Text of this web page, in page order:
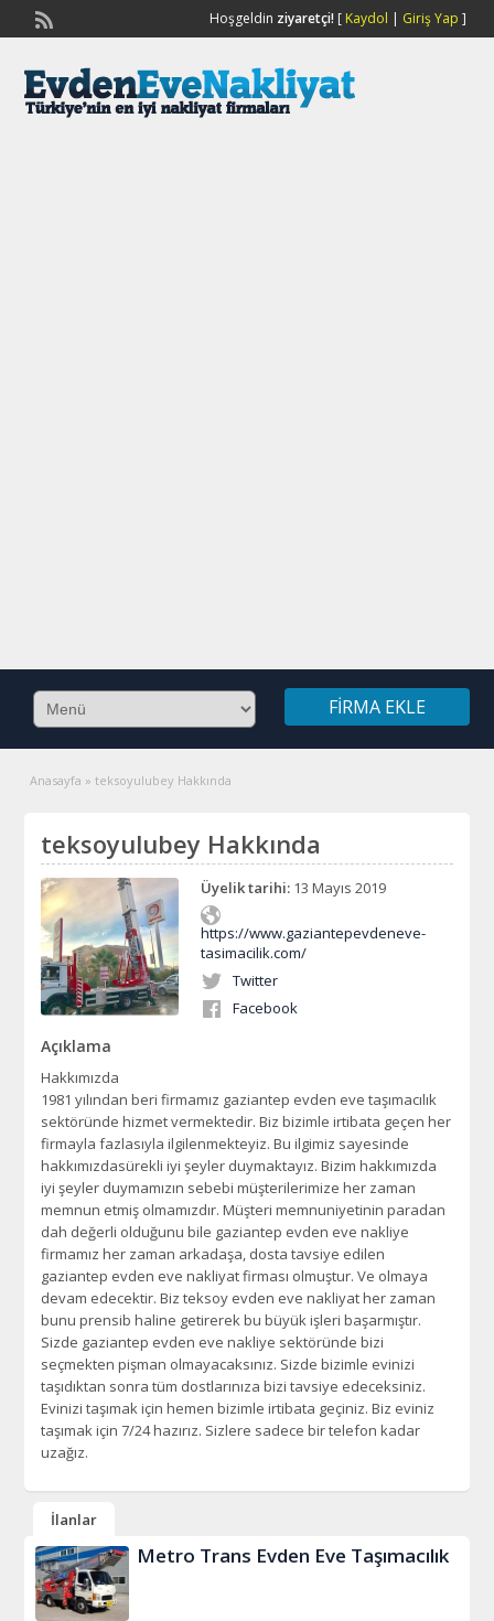
Hoşgeldin ziyaretçi![ Kaydol | Giriş Yap ]
FIRMA EKLE
Anasayfa » teksoyulubey Hakkında
teksoyulubey Hakkında
Üyelik tarihi: 13 Mayıs 2019
https://www.gaziantepevdeneve-
tasimacilik.com/
Twitter
Facebook
Açıklama
Hakkımızda
1981 yılından beri firmamız gaziantep evden eve taşımacılık
sektöründe hizmet vermektedir. Biz bizimle irtibata geçen her
firmayla fazlasıyla ilgilenmekteyiz. Bu ilgimiz sayesinde
hakkımızdasürekli iyi şeyler duymaktayız. Bizim hakkımızda
iyi şeyler duymamızın sebebi müşterilerimize her zaman
memnun etmiş olmamızdır. Müşteri memnuniyetinin paradan
dah değerli olduğunu bile gaziantep evden eve nakliye
firmamız her zaman arkadaşa, dosta tavsiye edilen
gaziantep evden eve nakliyat firması olmuştur. Ve olmaya
devam edecektir. Biz teksoy evden eve nakliyat her zaman
bunu prensib haline getirerek bu büyük işleri başarmıştır.
Sizde gaziantep evden eve nakliye sektöründe bizi
seçmekten pişman olmayacaksınız. Sizde bizimle evinizi
taşıdıktan sonra tüm dostlarınıza bizi tavsiye edeceksiniz.
Evinizi taşımak için hemen bizimle irtibata geçiniz. Biz eviniz
taşımak için 7/24 hazırız. Sizlere sadece bir telefon kadar
uzağız.
İlanlar
Metro Trans Evden Eve Taşımacılık